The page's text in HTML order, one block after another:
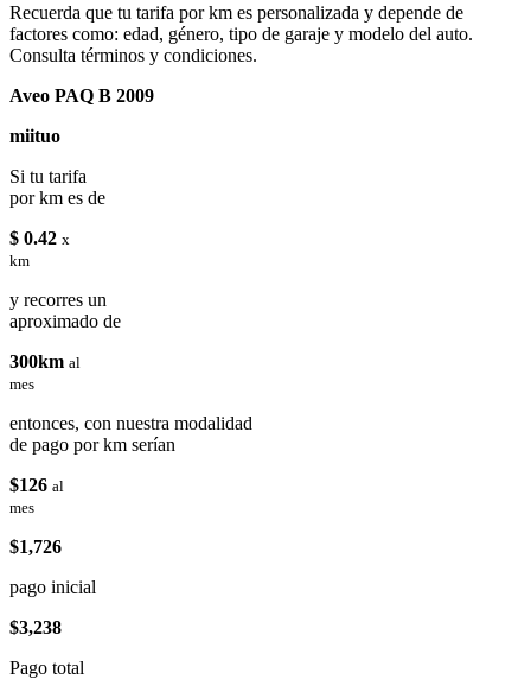
Recuerda que tu tarifa por km es personalizada y depende de
factores como: edad, género, tipo de garaje y modelo del auto.
Consulta términos y condiciones.
Aveo PAQ B 2009
miituo
Si tu tarifa
por km es de
$ 0.42 x
km
y recorres un
aproximado de
300km al
mes
entonces, con nuestra modalidad
de pago por km serían
$126 al
mes
$1,726
pago inicial
$3,238
Pago total